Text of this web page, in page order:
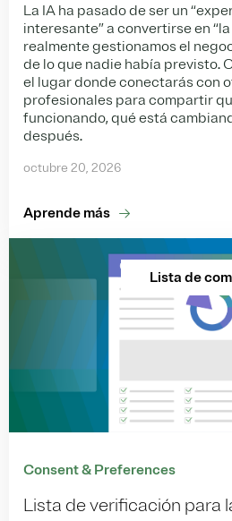
La IA ha pasado de ser un
interesante” a convertirse en
realmente gestionamos el
de lo que nadie había previsto.
el lugar donde conectarás con
profesionales para compartir
funcionando, qué está
después.
octubre 20, 2026
Aprende más
Lista de
Consent & Preferences
Lista de verificación para